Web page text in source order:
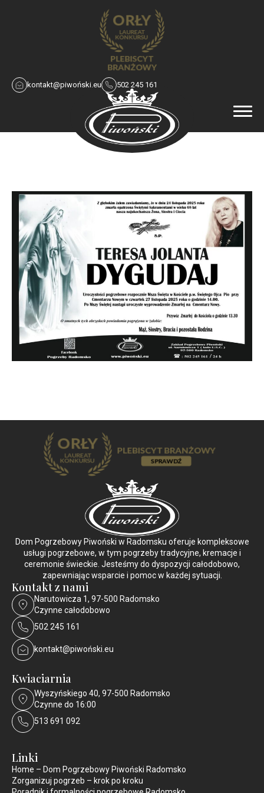
kontakt@piwoński.eu 502 245 161
Dom Pogrzebowy Piwoński w Radomsku oferuje kompleksowe
usługi pogrzebowe, w tym pogrzeby tradycyjne, kremacje i
ceremonie świeckie. Jesteśmy do dyspozycji całodobowo,
zapewniając wsparcie i pomoc w każdej sytuacji.
Kontakt z nami
Narutowicza 1, 97-500 Radomsko
Czynne całodobowo
502 245 161
kontakt@piwoński.eu
Kwiaciarnia
Wyszyńskiego 40, 97-500 Radomsko
Czynne do 16:00
513 691 092
Linki
Home – Dom Pogrzebowy Piwoński Radomsko
Zorganizuj pogrzeb – krok po kroku